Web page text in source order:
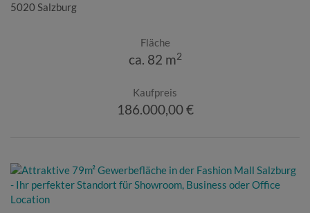
5020 Salzburg
Fläche
ca. 82 m2
Kaufpreis
186.000,00 €